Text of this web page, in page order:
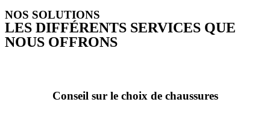
NOS SOLUTIONS
LES DIFFÉRENTS SERVICES QUE
NOUS OFFRONS
Conseil sur le choix de chaussures